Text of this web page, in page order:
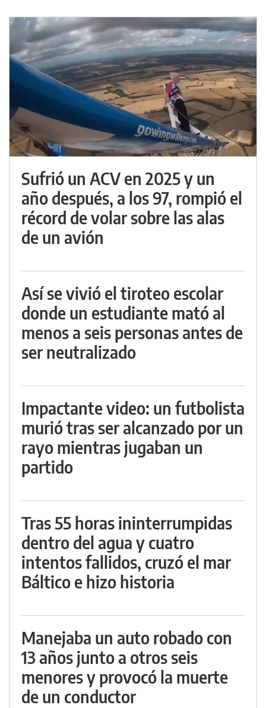
Sufrió un ACV en 2025 y un
año después, a los 97, rompió el
récord de volar sobre las alas
de un avión
Así se vivió el tiroteo escolar
donde un estudiante mató al
menos a seis personas antes de
ser neutralizado
Impactante video: un futbolista
murió tras ser alcanzado por un
rayo mientras jugaban un
partido
Tras 55 horas ininterrumpidas
dentro del agua y cuatro
intentos fallidos, cruzó el mar
Báltico e hizo historia
Manejaba un auto robado con
13 años junto a otros seis
menores y provocó la muerte
de un conductor